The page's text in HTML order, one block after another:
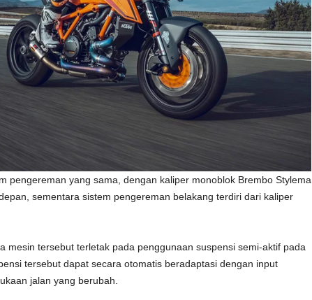
pengereman yang sama, dengan kaliper monoblok Brembo Stylema
sementara sistem pengereman belakang terdiri dari kaliper
mesin tersebut terletak pada penggunaan suspensi semi-aktif pada
tersebut dapat secara otomatis beradaptasi dengan input
jalan yang berubah.